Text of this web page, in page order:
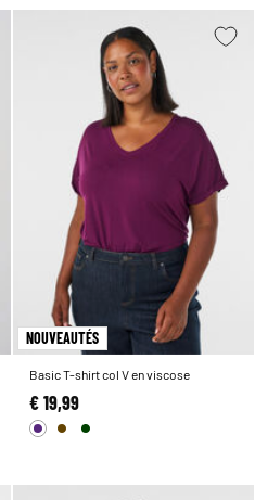
NOUVEAUTÉS
Basic T-shirt col V en viscose
€ 19,99